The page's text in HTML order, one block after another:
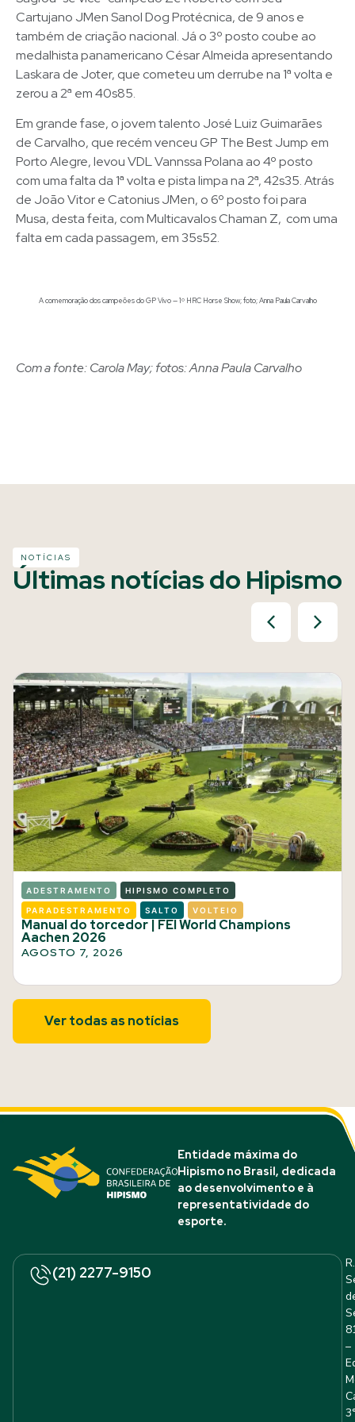
Cartujano JMen Sanol Dog Protécnica, de 9 anos e
também de criação nacional. Já o 3º posto coube ao
medalhista panamericano César Almeida apresentando
Laskara de Joter, que cometeu um derrube na 1ª volta e
zerou a 2ª em 40s85.
Em grande fase, o jovem talento José Luiz Guimarães
de Carvalho, que recém venceu GP The Best Jump em
Porto Alegre, levou VDL Vannssa Polana ao 4º posto
com uma falta da 1ª volta e pista limpa na 2ª, 42s35. Atrás
de João Vitor e Catonius JMen, o 6º posto foi para
Musa, desta feita, com Multicavalos Chaman Z, com uma
falta em cada passagem, em 35s52.
A comemoração dos campeões do GP Vivo — 1º HRC Horse Show; foto; Anna Paula Carvalho
Com a fonte: Carola May; fotos: Anna Paula Carvalho
NOTÍCIAS
Últimas notícias do Hipismo
ADESTRAMENTO HIPISMO COMPLETO
PARADESTRAMENTO SALTO VOLTEIO
Manual do torcedor | FEI World Champions
Aachen 2026
AGOSTO 7, 2026
Ver todas as notícias
Entidade máxima do
Hipismo no Brasil, dedicada
ao desenvolvimento e à
representatividade do
esporte.
(21) 2277-9150
R.
–